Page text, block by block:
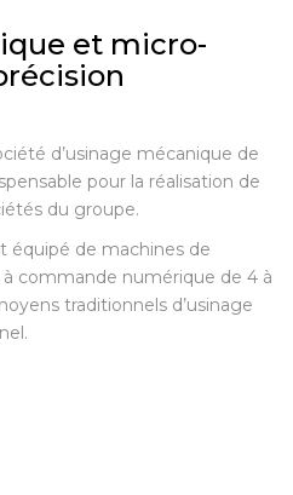
et micro-
d’usinage mécanique de
pour la réalisation de
du groupe.
équipé de machines de
à commande numérique de 4 à
traditionnels d’usinage